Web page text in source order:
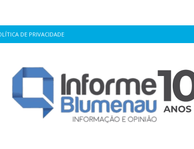
DE PRIVACIDADE